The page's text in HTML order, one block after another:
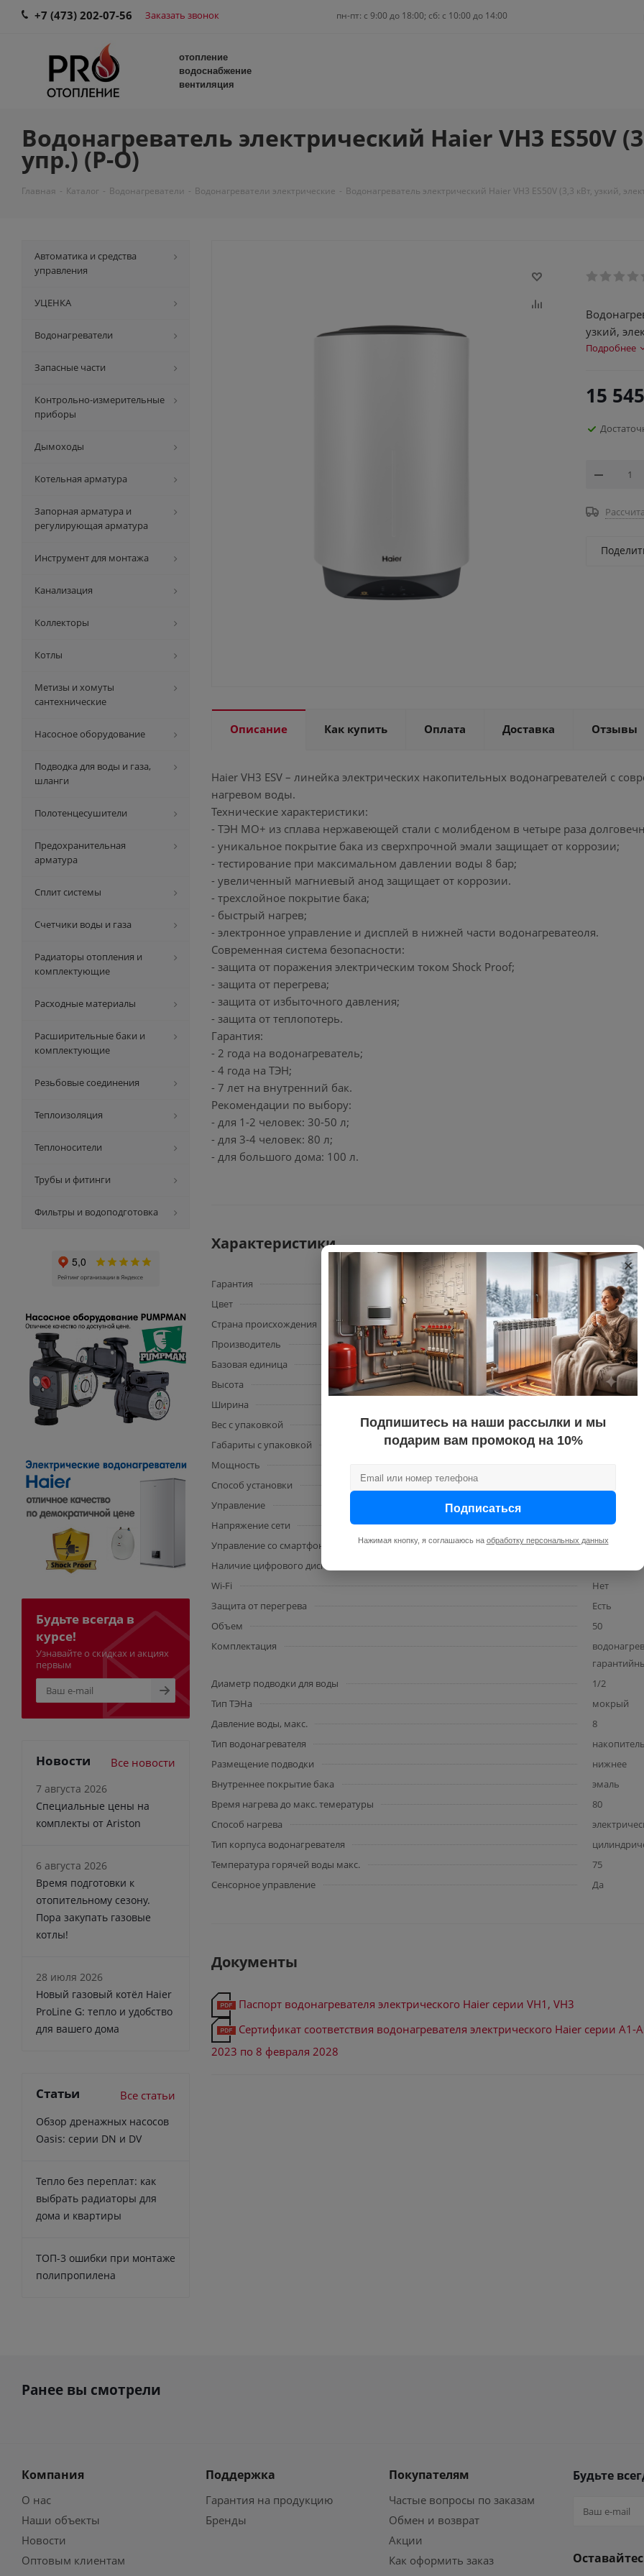
+7 (473) 202-07-56 Заказать звонок пн-пт: c 9:00 до 18:00; сб: с 10:00 до 14:00
отопление
водоснабжение
вентиляция
Водонагреватель электрический Haier VH3 ES50V
упр.) (Р-О)
Главная - Каталог - Водонагреватели - Водонагреватели электрические - Водонагреватель электрический Haier VH3 ES50V (3,3 кВт, узкий,
узкий,
Подробнее
15
Описание Как купить Оплата Доставка Отзывы
Haier VH3 ESV – линейка электрических накопительных водонагревателей с
нагревом воды.
Технические характеристики:
- ТЭН МО+ из сплава нержавеющей стали с молибденом в четыре раза
- уникальное покрытие бака из сверхпрочной эмали защищает от коррозии;
- тестирование при максимальном давлении воды 8 бар;
- увеличенный магниевый анод защищает от коррозии.
- трехслойное покрытие бака;
- быстрый нагрев;
- электронное управление и дисплей в нижней части водонагреватеоля.
Современная система безопасности:
- защита от поражения электрическим током Shock Proof;
- защита от перегрева;
- защита от избыточного давления;
- защита от теплопотерь.
Гарантия:
- 2 года на водонагреватель;
- 4 года на ТЭН;
- 7 лет на внутренний бак.
Рекомендации по выбору:
- для 1-2 человек: 30-50 л;
- для 3-4 человек: 80 л;
- для большого дома: 100 л.
Характеристики
Гарантия
24
Цвет
белый
Страна происхождения
Китай
Производитель
Haier
Базовая единица
шт
Высота
685
Ширина
Вес с упаковкой
23
Габариты с упаковкой
745 / 487 /
Мощность
Способ установки
Управление
Напряжение сети
220
Управление со смартфона
нет
Наличие цифрового дисплея
Wi-Fi
Нет
Защита от перегрева
Есть
Объем
50
Комплектация
Диаметр подводки для воды
1/2
Тип ТЭНа
мокрый
Давление воды, макс.
8
Тип водонагревателя
Размещение подводки
нижнее
Внутреннее покрытие бака
эмаль
Время нагрева до макс. темературы
80
Способ нагрева
Тип корпуса водонагревателя
Температура горячей воды макс.
75
Сенсорное управление
Да
Документы
Паспорт водонагревателя электрического Haier серии VH1, VH3
Сертификат соответствия водонагревателя электрического Haier серии А1-
2023 по 8 февраля 2028
Автоматика и средства
управления
УЦЕНКА
Водонагреватели
Запасные части
Контрольно-измерительные
приборы
Дымоходы
Котельная арматура
Запорная арматура и
регулирующая арматура
Инструмент для монтажа
Канализация
Коллекторы
Котлы
Метизы и хомуты
сантехнические
Насосное оборудование
Подводка для воды и газа,
шланги
Полотенцесушители
Предохранительная
арматура
Сплит системы
Счетчики воды и газа
Радиаторы отопления и
комплектующие
Расходные материалы
Расширительные баки и
комплектующие
Резьбовые соединения
Теплоизоляция
Теплоносители
Трубы и фитинги
Фильтры и водоподготовка
Будьте всегда в
курсе!
Узнавайте о скидках и акциях
первым
Новости Все новости
7 августа 2026
Специальные цены на
комплекты от Ariston
6 августа 2026
Время подготовки к
отопительному сезону.
Пора закупать газовые
котлы!
28 июля 2026
Новый газовый котёл Haier
ProLine G: тепло и удобство
для вашего дома
Статьи Все статьи
Обзор дренажных насосов
Oasis: серии DN и DV
Тепло без переплат: как
выбрать радиаторы для
дома и квартиры
ТОП-3 ошибки при монтаже
полипропилена
Ранее вы смотрели
Компания
О нас
Наши объекты
Новости
Оптовым клиентам
Поддержка
Гарантия на продукцию
Бренды
Покупателям
Частые вопросы по заказам
Обмен и возврат
Акции
Как оформить заказ
Будьте
×
Подпишитесь на наши рассылки и мы
подарим вам промокод на 10%
Подписаться
Нажимая кнопку, я соглашаюсь на обработку персональных данных